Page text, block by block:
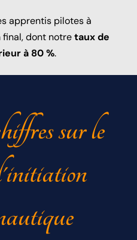
apprentis pilotes à
final, dont notretaux de
à 80 %.
sur le